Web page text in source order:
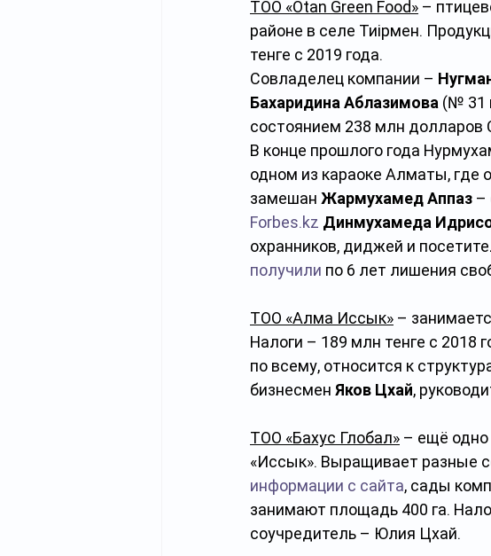
ТОО «Otan Green Food» –
районе в селе Тиірмен.
тенге с 2019 года.
Совладелец компании –
Бахаридина Аблазимова (№ 31
состоянием 238 млн
В конце прошлого года
одном из караоке Алматы, где
замешан Жармухамед Аппаз –
Forbes.kz Динмухамеда
охранников, диджей и
получили по 6 лет лишения
ТОО «Алма Иссык» –
Налоги – 189 млн тенге с 2018
по всему, относится к
бизнесмен Яков Цхай,
ТОО «Бахус Глобал» – ещё одно
«Иссык». Выращивает разные
информации с сайта, сады
занимают площадь 400 га.
соучредитель – Юлия Цхай.